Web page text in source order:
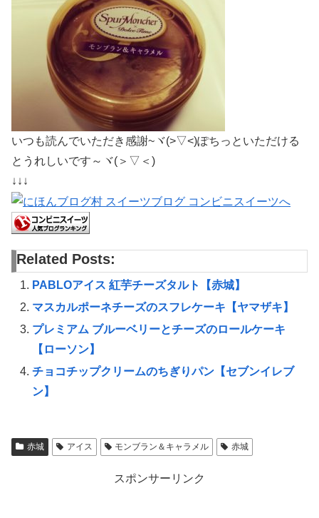
いつも読んでいただき感謝~ヾ(>▽<)ぽちっといただける
とうれしいです～ヾ(＞▽＜)
↓↓↓
Related Posts:
PABLOアイス 紅芋チーズタルト【赤城】
マスカルポーネチーズのスフレケーキ【ヤマザキ】
プレミアム ブルーベリーとチーズのロールケーキ
【ローソン】
チョコチップクリームのちぎりパン【セブンイレブ
ン】
赤城 アイス モンブラン＆キャラメル 赤城
スポンサーリンク